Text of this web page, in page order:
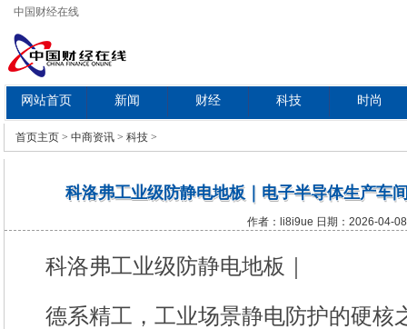
中国财经在线
网站首页 新闻 财经 科技 时尚
教育
首页主页 > 中商资讯 > 科技 >
科洛弗工业级防静电地板｜电子半导体生产车
作者：li8i9ue 日期：2026-04-08
科洛弗工业级防静电地板｜
德系精工，工业场景静电防护的硬核